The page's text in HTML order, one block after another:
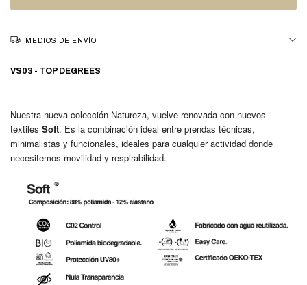
MEDIOS DE ENVÍO
VS03 - TOP DEGREES
Nuestra nueva colección Natureza, vuelve renovada con nuevos
textiles Soft. Es la combinación ideal entre prendas técnicas,
minimalistas y funcionales, ideales para cualquier actividad donde
necesitemos movilidad y respirabilidad.